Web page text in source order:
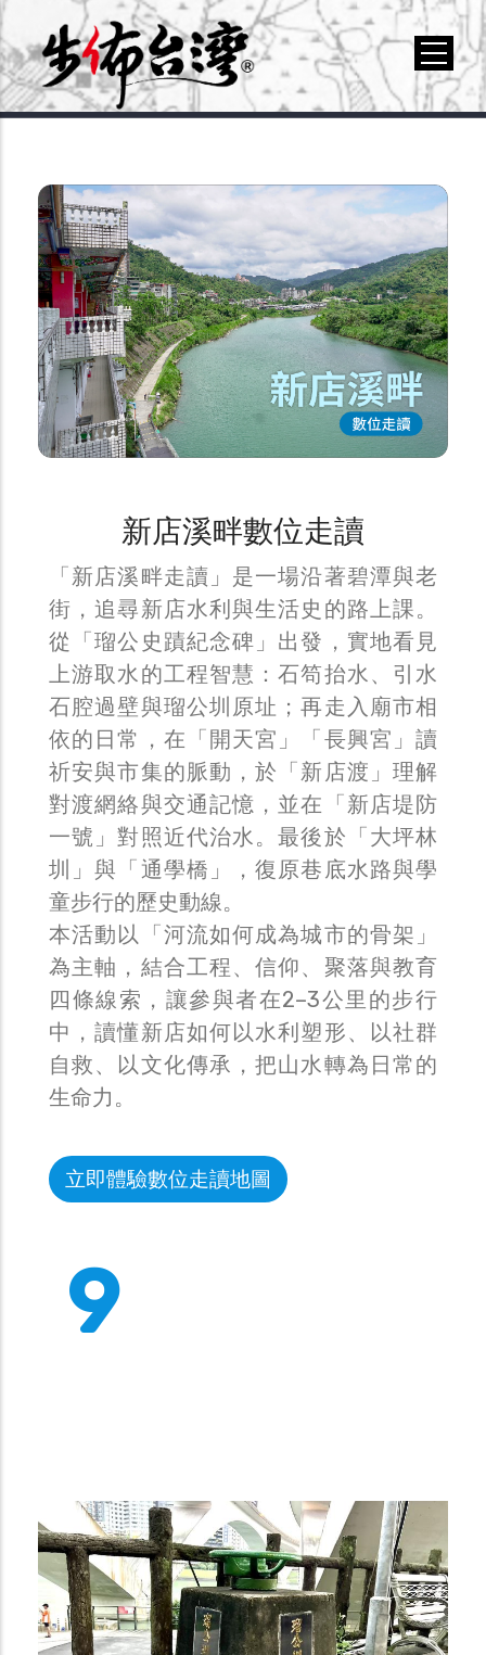
新店溪畔數位走讀
「新店溪畔走讀」是一場沿著碧潭與老
街，追尋新店水利與生活史的路上課。
從「瑠公史蹟紀念碑」出發，實地看見
上游取水的工程智慧：石笱抬水、引水
石腔過壁與瑠公圳原址；再走入廟市相
依的日常，在「開天宮」「長興宮」讀
祈安與市集的脈動，於「新店渡」理解
對渡網絡與交通記憶，並在「新店堤防
一號」對照近代治水。最後於「大坪林
圳」與「通學橋」，復原巷底水路與學
童步行的歷史動線。
本活動以「河流如何成為城市的骨架」
為主軸，結合工程、信仰、聚落與教育
四條線索，讓參與者在2–3公里的步行
中，讀懂新店如何以水利塑形、以社群
自救、以文化傳承，把山水轉為日常的
生命力。
立即體驗數位走讀地圖
9